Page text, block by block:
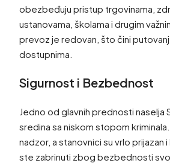
obezbeđuju pristup trgovinama,
ustanovama, školama i drugim
prevoz je redovan, što čini
dostupnima.
Sigurnost i Bezbednost
Jedno od glavnih prednosti naselja
sredina sa niskom stopom
nadzor, a stanovnici su vrlo prijazan
ste zabrinuti zbog bezbednosti